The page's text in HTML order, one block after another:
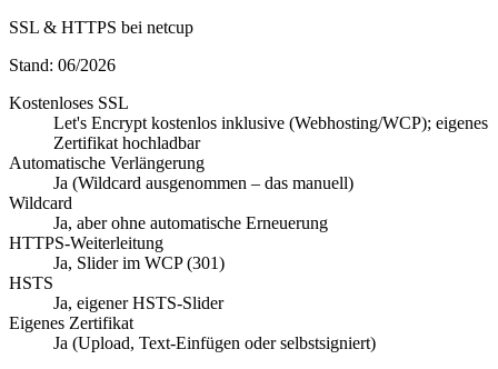
SSL & HTTPS bei netcup
Stand: 06/2026
Kostenloses SSL
Let's Encrypt kostenlos inklusive (Webhosting/WCP); eigenes
Zertifikat hochladbar
Automatische Verlängerung
Ja (Wildcard ausgenommen – das manuell)
Wildcard
Ja, aber ohne automatische Erneuerung
HTTPS-Weiterleitung
Ja, Slider im WCP (301)
HSTS
Ja, eigener HSTS-Slider
Eigenes Zertifikat
Ja (Upload, Text-Einfügen oder selbstsigniert)